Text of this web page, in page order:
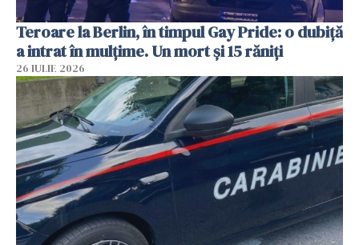
Teroare la Berlin, în timpul Gay Pride: o dubiță
a intrat în mulțime. Un mort și 15 răniți
26 IULIE 2026